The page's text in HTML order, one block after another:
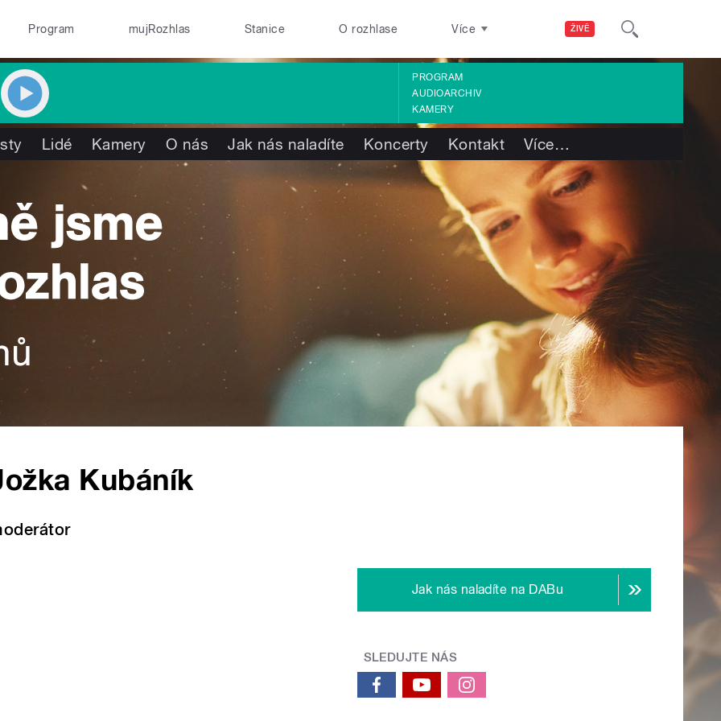
ŽIVĚ
Program mujRozhlas Stanice O rozhlase Více
PROGRAM
AUDIOARCHIV
KAMERY
Lidé Kamery O nás Jak nás naladíte Koncerty Kontakt Více…
Kubáník
Jak nás naladíte na DABu
SLEDUJTE NÁS